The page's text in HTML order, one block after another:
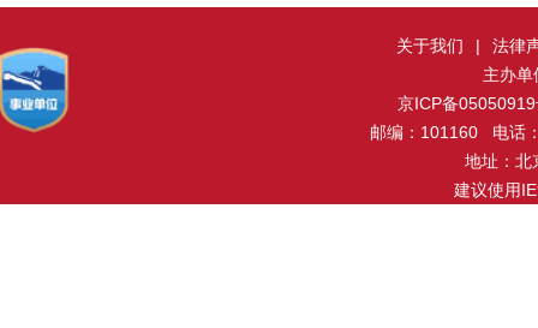
关于我们 |
法律
主办
京ICP备
邮编：101160 电话
地址：北
建议使用